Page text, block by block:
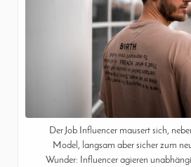
Der Job Influencer mausert sich,
Model, langsam aber sicher zum
Wunder: Influencer agieren